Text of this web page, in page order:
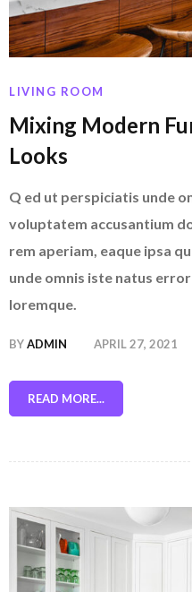
LIVING ROOM
Mixing Modern
Looks
Q ed ut perspiciatis unde
voluptatem accusantium
rem aperiam, eaque ipsa
unde omnis iste natus
loremque.
BYADMIN APRIL 27, 2021
READ MORE...